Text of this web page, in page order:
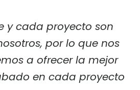
y cada proyecto son
por lo que nos
a ofrecer la mejor
en cada proyecto